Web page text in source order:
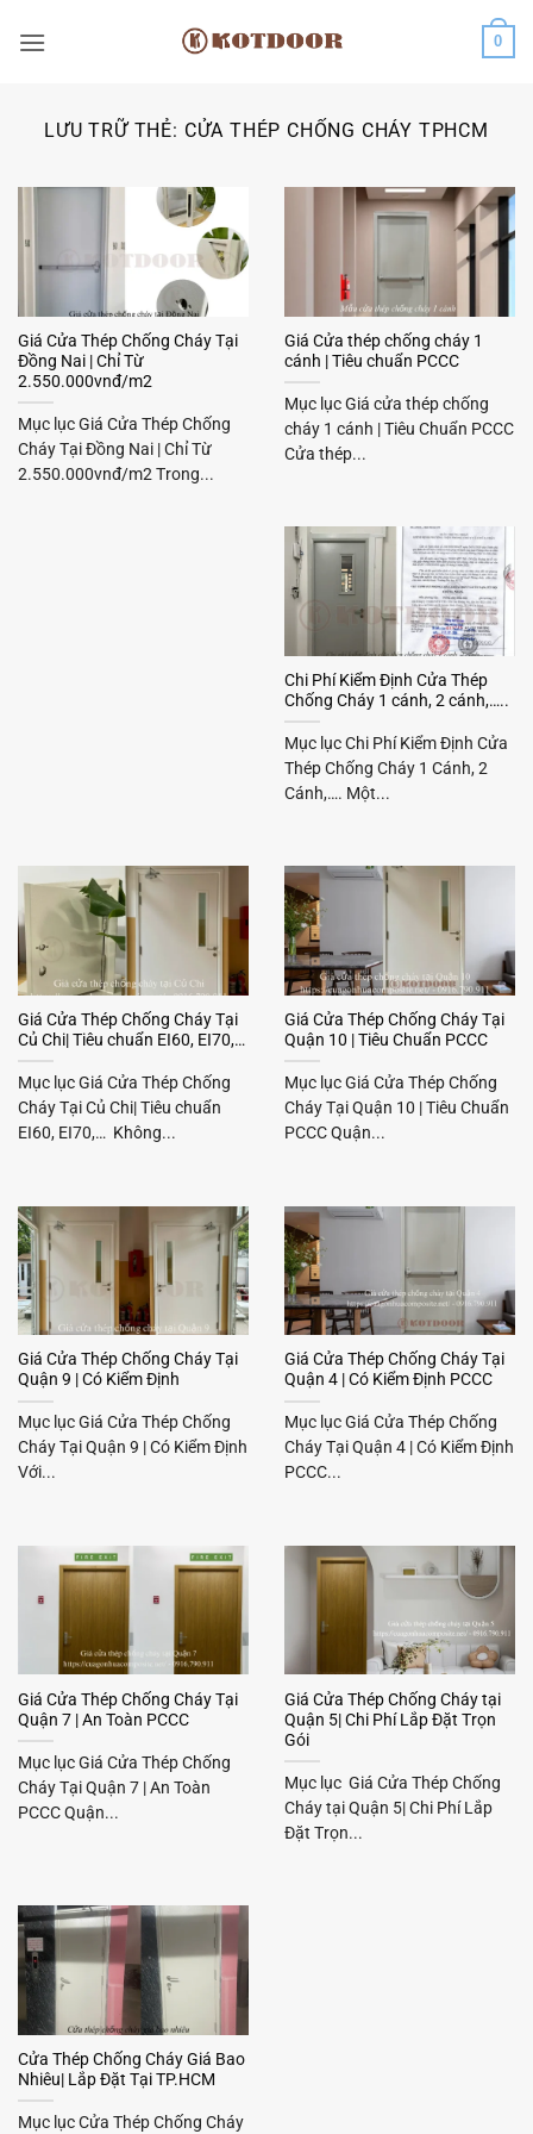
qua
0
LƯU TRỮ THẺ: CỬA THÉP CHỐNG CHÁY TPHCM
Giá Cửa Thép Chống Cháy Tại
Đồng Nai | Chỉ Từ
2.550.000vnđ/m2
Mục lục Giá Cửa Thép Chống
Cháy Tại Đồng Nai | Chỉ Từ
2.550.000vnđ/m2 Trong...
Giá Cửa thép chống cháy 1
cánh | Tiêu chuẩn PCCC
Mục lục Giá cửa thép chống
cháy 1 cánh | Tiêu Chuẩn PCCC
Cửa thép...
Chi Phí Kiểm Định Cửa Thép
Chống Cháy 1 cánh, 2 cánh,…..
Mục lục Chi Phí Kiểm Định Cửa
Thép Chống Cháy 1 Cánh, 2
Cánh,…. Một...
Giá Cửa Thép Chống Cháy Tại
Củ Chi| Tiêu chuẩn EI60, EI70,…
Mục lục Giá Cửa Thép Chống
Cháy Tại Củ Chi| Tiêu chuẩn
EI60, EI70,… Không...
Giá Cửa Thép Chống Cháy Tại
Quận 10 | Tiêu Chuẩn PCCC
Mục lục Giá Cửa Thép Chống
Cháy Tại Quận 10 | Tiêu Chuẩn
PCCC Quận...
Giá Cửa Thép Chống Cháy Tại
Quận 9 | Có Kiểm Định
Mục lục Giá Cửa Thép Chống
Cháy Tại Quận 9 | Có Kiểm Định
Với...
Giá Cửa Thép Chống Cháy Tại
Quận 4 | Có Kiểm Định PCCC
Mục lục Giá Cửa Thép Chống
Cháy Tại Quận 4 | Có Kiểm Định
PCCC...
Giá Cửa Thép Chống Cháy Tại
Quận 7 | An Toàn PCCC
Mục lục Giá Cửa Thép Chống
Cháy Tại Quận 7 | An Toàn
PCCC Quận...
Giá Cửa Thép Chống Cháy tại
Quận 5| Chi Phí Lắp Đặt Trọn
Gói
Mục lục Giá Cửa Thép Chống
Cháy tại Quận 5| Chi Phí Lắp
Đặt Trọn...
Cửa Thép Chống Cháy Giá Bao
Nhiêu| Lắp Đặt Tại TP.HCM
Mục lục Cửa Thép Chống Cháy